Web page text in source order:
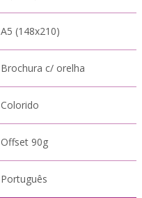
A5 (148x210)
Brochura c/ orelha
Colorido
Offset 90g
Português